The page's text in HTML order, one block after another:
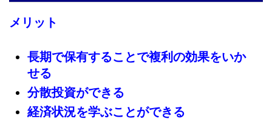
メリット
長期で保有することで複利の効果をいか
せる
分散投資ができる
経済状況を学ぶことができる